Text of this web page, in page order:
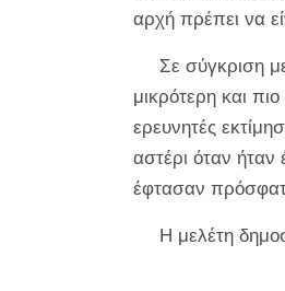
αρχή πρέπει να
Σε σύγκριση
μικρότερη και
ερευνητές
αστέρι όταν ήταν
έφτασαν
Η μελέτη